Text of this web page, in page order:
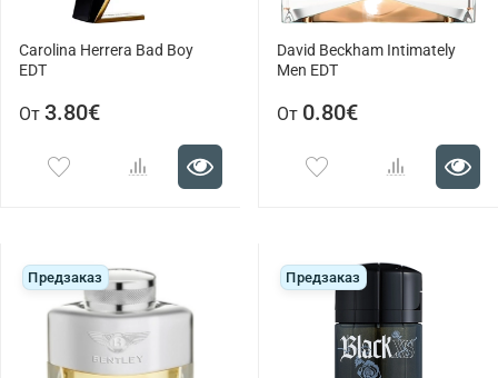
Carolina Herrera Bad Boy
EDT
От 3.80€
David Beckham Intimately
Men EDT
От 0.80€
Предзаказ Предзаказ